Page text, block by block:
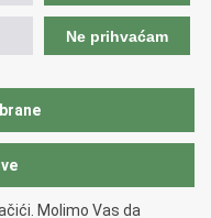
u Zadru (MCPA)
Ne prihvaćam
Molimo Vas da